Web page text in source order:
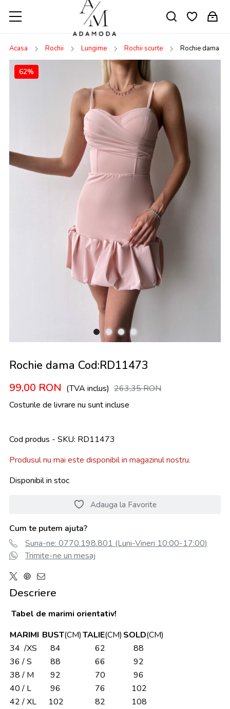
Acasa Rochii Lungime Rochii scurte Rochie dama
62%
Rochie dama Cod:RD11473
99,00 RON (TVA inclus) 263,35RON
Costurile de livrare nu sunt incluse
Cod produs - SKU RD11473
Produsul nu mai este disponibil in magazinul nostru.
Disponibil in stoc
Adauga la Favorite
Cum te putem ajuta?
Suna-ne: 0770.198.801 (Luni-Vineri 10:00-17:00)
Trimite-ne un mesaj
Descriere
Tabel de marimi orientativ!
MARIMI BUST(CM)TALIE(CM) SOLD(CM)
34 /XS
84 62
88
36 / S
88 66
92
38 / M
92 70
96
40 / L
96 76
102
42 / XL
102 82
108